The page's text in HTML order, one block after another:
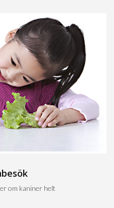
om kaniner helt